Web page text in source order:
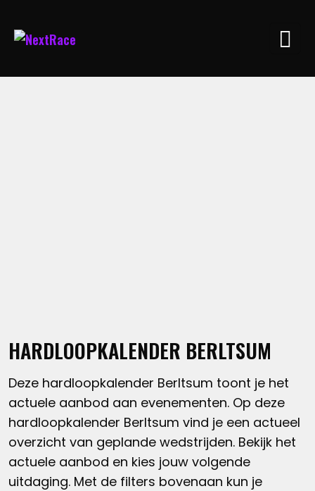
HARDLOOPKALENDER BERLTSUM
Deze hardloopkalender Berltsum toont je het
actuele aanbod aan evenementen. Op deze
hardloopkalender Berltsum vind je een actueel
overzicht van geplande wedstrijden. Bekijk het
actuele aanbod en kies jouw volgende
uitdaging. Met de filters bovenaan kun je